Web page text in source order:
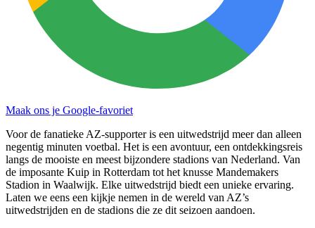
Maak ons je Google-favoriet
Voor de fanatieke AZ-supporter is een uitwedstrijd meer dan alleen
negentig minuten voetbal. Het is een avontuur, een ontdekkingsreis
langs de mooiste en meest bijzondere stadions van Nederland. Van
de imposante Kuip in Rotterdam tot het knusse Mandemakers
Stadion in Waalwijk. Elke uitwedstrijd biedt een unieke ervaring.
Laten we eens een kijkje nemen in de wereld van AZ’s
uitwedstrijden en de stadions die ze dit seizoen aandoen.